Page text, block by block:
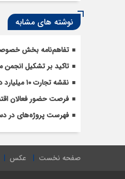
نوشته های مشابه
تفاهم‌نامه بخش
تاکید بر تشکیل انجمن
نقشه تجارت ۱۰‌ میلیارد دلاری با پاکستان
فرصت حضور فعالان
فهرست پروژه‌های در
صفحه نخست عکس